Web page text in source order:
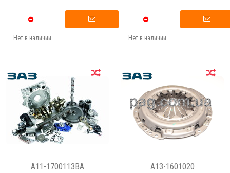
Нет в наличии Нет в наличии
A11-1700113BA A13-1601020